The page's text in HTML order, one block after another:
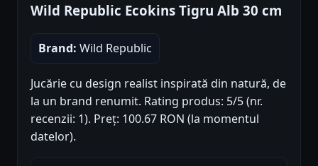
Wild Republic Ecokins Tigru Alb 30 cm
Brand: Wild Republic
Jucărie cu design realist inspirată din natură, de
la un brand renumit. Rating produs: 5/5 (nr.
recenzii: 1). Preț: 100.67 RON (la momentul
datelor).